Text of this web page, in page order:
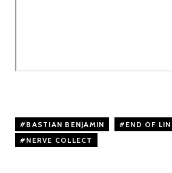
BASTIAN BENJAMIN END OF
NERVE COLLECT